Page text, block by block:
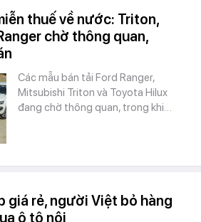
thuế về nước: Triton,
chờ thông quan,
Các mẫu bán tải Ford Ranger,
Mitsubishi Triton và Toyota Hilux
đang chờ thông quan, trong khi…
giá rẻ, người Việt bỏ hàng
ô tô nội